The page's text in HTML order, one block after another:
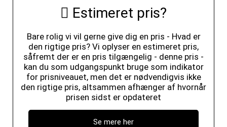
Estimeret pris?
Bare rolig vi vil gerne give dig en pris - Hvad er
den rigtige pris? Vi oplyser en estimeret pris,
såfremt der er en pris tilgængelig - denne pris -
kan du som udgangspunkt bruge som indikator
for prisniveauet, men det er nødvendigvis ikke
den rigtige pris, altsammen afhænger af hvornår
prisen sidst er opdateret
Se mere her